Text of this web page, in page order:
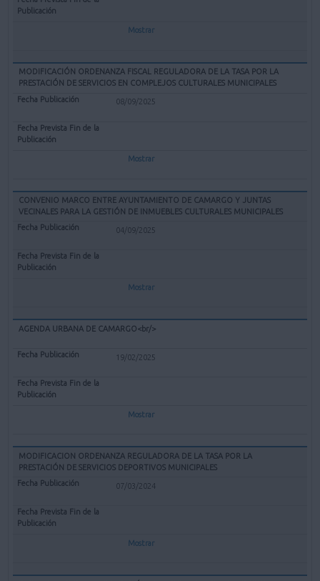
Mostrar
MODIFICACIÓN ORDENANZA FISCAL REGULADORA DE LA TASA POR LA
PRESTACIÓN DE SERVICIOS EN COMPLEJOS CULTURALES MUNICIPALES
08/09/2025
Mostrar
CONVENIO MARCO ENTRE AYUNTAMIENTO DE CAMARGO Y JUNTAS
VECINALES PARA LA GESTIÓN DE INMUEBLES CULTURALES MUNICIPALES
04/09/2025
Mostrar
AGENDA URBANA DE CAMARGO<br/>
19/02/2025
Mostrar
MODIFICACION ORDENANZA REGULADORA DE LA TASA POR LA
PRESTACIÓN DE SERVICIOS DEPORTIVOS MUNICIPALES
07/03/2024
Mostrar